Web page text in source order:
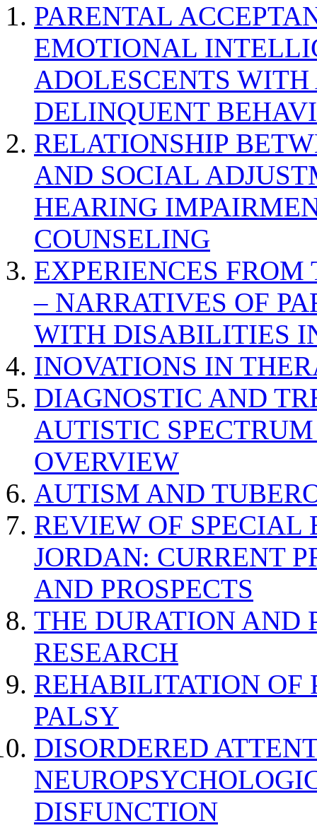
PARENTAL
EMOTIONAL
ADOLESCENTS
DELINQUENT
RELATIONSHIP
AND SOCIAL
HEARING
COUNSELING
EXPERIENCES
– NARRATIVES OF
WITH DISABILITIES
INOVATIONS IN
DIAGNOSTIC AND
AUTISTIC
OVERVIEW
AUTISM AND
REVIEW OF SPECIAL
JORDAN: CURRENT
AND PROSPECTS
THE DURATION AND
RESEARCH
REHABILITATION OF
PALSY
DISORDERED
DISFUNCTION